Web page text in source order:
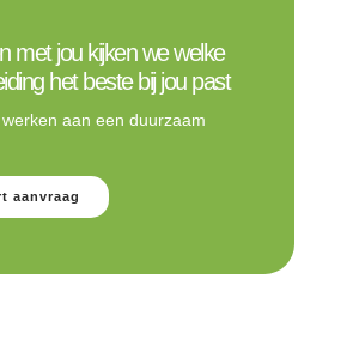
met jou kijken we welke
het beste bij jou past
aan een duurzaam
aanvraag